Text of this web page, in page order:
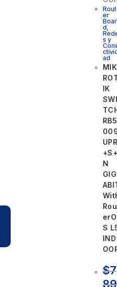
Rout
er
Boar
d,
s y
ad
MIK
IK
SWI
RB5
UPR
N
GIG
erO
S
IND
$7
89